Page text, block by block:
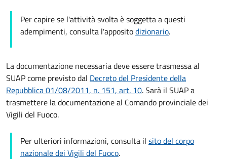
Per capire se l'attività svolta è soggetta a questi
adempimenti, consulta l'appositodizionario.
La documentazione necessaria deve essere trasmessa al
SUAP come previsto dal Decreto del Presidente della
Repubblica 01/08/2011, n. 151, art. 10. Sarà il SUAP a
trasmettere la documentazione al Comando provinciale dei
Vigili del Fuoco.
Per ulteriori informazioni, consulta il sito del corpo
nazionale dei Vigili del Fuoco.